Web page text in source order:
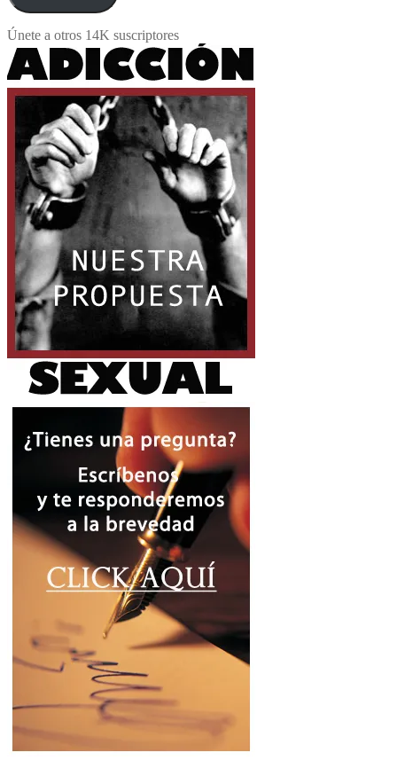
Únete a otros 14K suscriptores